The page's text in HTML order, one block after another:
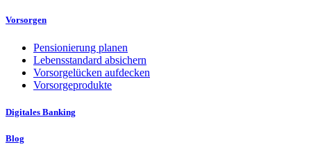
Vorsorgen
Pensionierung planen
Lebensstandard absichern
Vorsorgelücken aufdecken
Vorsorgeprodukte
Digitales Banking
Blog